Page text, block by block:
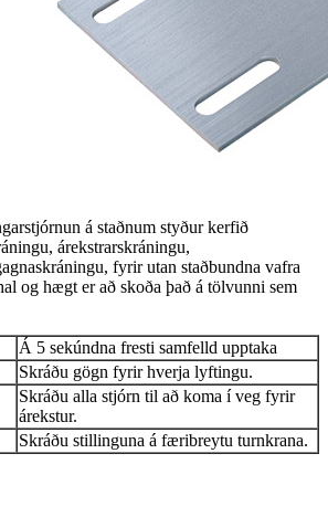
á staðnum styður kerfið
árekstrarskráningu,
fyrir utan staðbundna vafra
og hægt er að skoða það á tölvunni sem
Á 5 sekúndna fresti samfelld upptaka
Skráðu gögn fyrir hverja lyftingu.
Skráðu alla stjórn til að koma í veg fyrir
árekstur.
Skráðu stillinguna á færibreytu turnkrana.